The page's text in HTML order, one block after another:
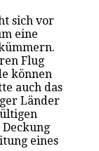
sich vor
eine
Flug
können
auch das
Länder
eines